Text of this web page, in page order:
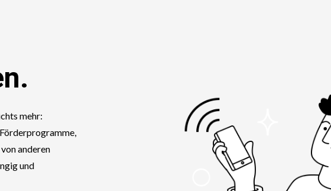
mehr:
anderen
und